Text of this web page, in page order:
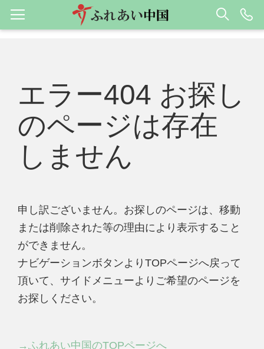
エラー404 お探し
のページは存在
しません
申し訳ございません。お探しのページは、移動
または削除された等の理由により表示すること
ができません。
ナビゲーションボタンよりTOPページへ戻って
頂いて、サイドメニューよりご希望のページを
お探しください。
→ふれあい中国のTOPページへ